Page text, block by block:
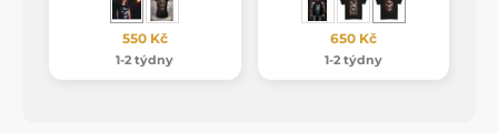
550 Kč
1-2 týdny
650 Kč
1-2 týdny